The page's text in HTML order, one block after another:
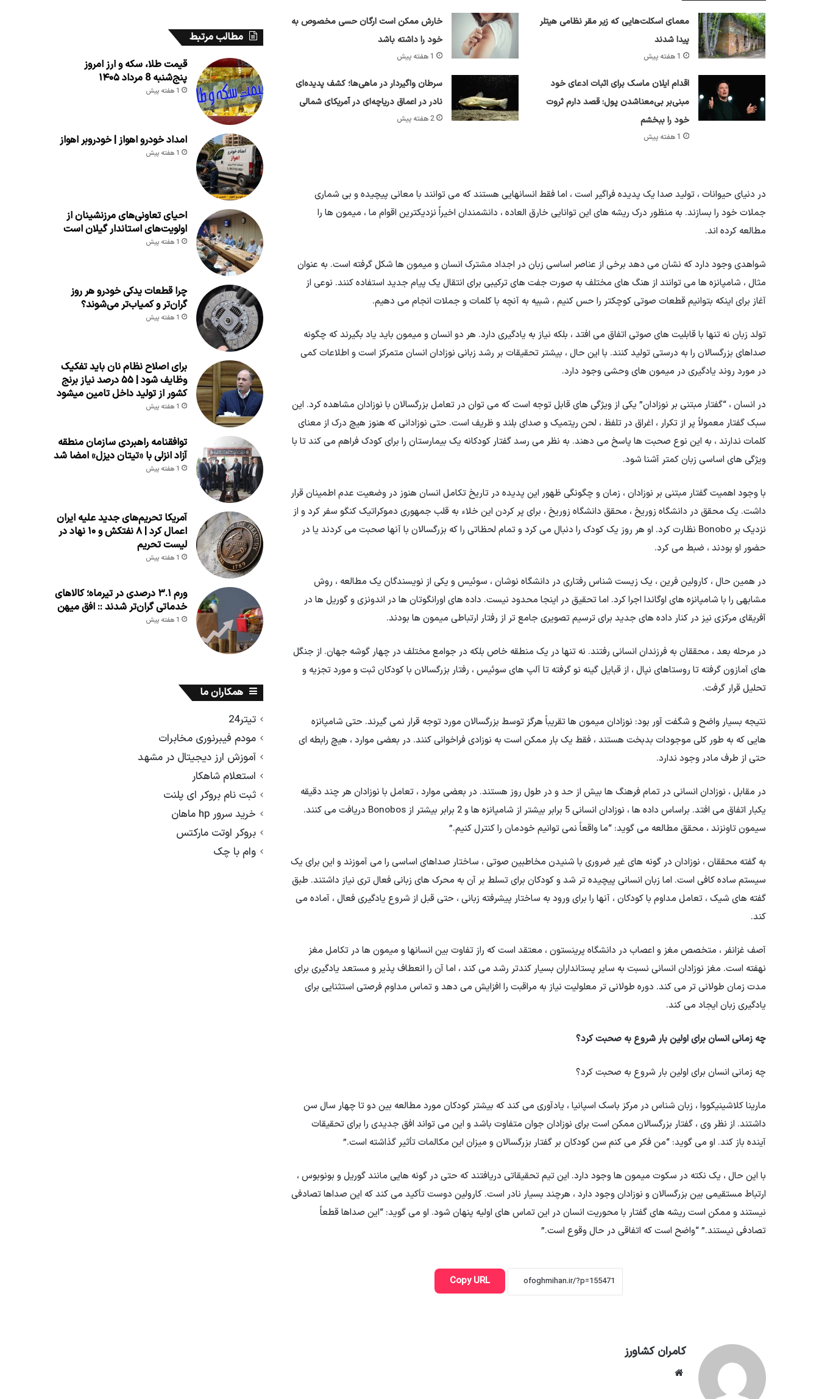
معمای اسکلت‌هایی که زیر مقر نظامی هیتلر
پیدا شدند
1 هفته پیش
خارش ممکن است ارگان حسی مخصوص به
خود را داشته باشد
1 هفته پیش
اقدام ایلان ماسک برای اثبات ادعای خود
مبنی‌بر بی‌معناشدن پول: قصد دارم ثروت
خود را ببخشم
1 هفته پیش
سرطان واگیردار در ماهی‌ها؛ کشف پدیده‌ای
نادر در اعماق دریاچه‌ای در آمریکای شمالی
2 هفته پیش
در دنیای حیوانات ، تولید صدا یک پدیده فراگیر است ، اما فقط انسانهایی هستند که می توانند با معانی پیچیده و بی شماری
جملات خود را بسازند. به منظور درک ریشه های این توانایی خارق العاده ، دانشمندان اخیراً نزدیکترین اقوام ما ، میمون ها را
مطالعه کرده اند.
شواهدی وجود دارد که نشان می دهد برخی از عناصر اساسی زبان در اجداد مشترک انسان و میمون ها شکل گرفته است. به عنوان
مثال ، شامپانزه ها می توانند از هنگ های مختلف به صورت جفت های ترکیبی برای انتقال یک پیام جدید استفاده کنند. نوعی از
آغاز برای اینکه بتوانیم قطعات صوتی کوچکتر را حس کنیم ، شبیه به آنچه با کلمات و جملات انجام می دهیم.
تولد زبان نه تنها با قابلیت های صوتی اتفاق می افتد ، بلکه نیاز به یادگیری دارد. هر دو انسان و میمون باید یاد بگیرند که چگونه
صداهای بزرگسالان را به درستی تولید کنند. با این حال ، بیشتر تحقیقات بر رشد زبانی نوزادان انسان متمرکز است و اطلاعات کمی
در مورد روند یادگیری در میمون های وحشی وجود دارد.
در انسان ، “گفتار مبتنی بر نوزادان” یکی از ویژگی های قابل توجه است که می توان در تعامل بزرگسالان با نوزادان مشاهده کرد. این
سبک گفتار معمولاً پر از تکرار ، اغراق در تلفظ ، لحن ریتمیک و صدای بلند و ظریف است. حتی نوزادانی که هنوز هیچ درک از معنای
کلمات ندارند ، به این نوع صحبت ها پاسخ می دهند. به نظر می رسد گفتار کودکانه یک بیمارستان را برای کودک فراهم می کند تا با
ویژگی های اساسی زبان کمتر آشنا شود.
با وجود اهمیت گفتار مبتنی بر نوزادان ، زمان و چگونگی ظهور این پدیده در تاریخ تکامل انسان هنوز در وضعیت عدم اطمینان قرار
داشت. یک محقق در دانشگاه زوریخ ، محقق دانشگاه زوریخ ، برای پر کردن این خلاء به قلب جمهوری دموکراتیک کنگو سفر کرد و از
نزدیک بر Bonobo نظارت کرد. او هر روز یک کودک را دنبال می کرد و تمام لحظاتی را که بزرگسالان با آنها صحبت می کردند یا در
حضور او بودند ، ضبط می کرد.
در همین حال ، کارولین فرین ، یک زیست شناس رفتاری در دانشگاه نوشان ، سوئیس و یکی از نویسندگان یک مطالعه ، روش
مشابهی را با شامپانزه های اوگاندا اجرا کرد. اما تحقیق در اینجا محدود نیست. داده های اورانگوتان ها در اندونزی و گوریل ها در
آفریقای مرکزی نیز در کنار داده های جدید برای ترسیم تصویری جامع تر از رفتار ارتباطی میمون ها بودند.
در مرحله بعد ، محققان به فرزندان انسانی رفتند. نه تنها در یک منطقه خاص بلکه در جوامع مختلف در چهار گوشه جهان. از جنگل
های آمازون گرفته تا روستاهای نپال ، از قبایل گینه نو گرفته تا آلپ های سوئیس ، رفتار بزرگسالان با کودکان ثبت و مورد تجزیه و
تحلیل قرار گرفت.
نتیجه بسیار واضح و شگفت آور بود: نوزادان میمون ها تقریباً هرگز توسط بزرگسالان مورد توجه قرار نمی گیرند. حتی شامپانزه
هایی که به طور کلی موجودات بدبخت هستند ، فقط یک بار ممکن است به نوزادی فراخوانی کنند. در بعضی موارد ، هیچ رابطه ای
حتی از طرف مادر وجود ندارد.
در مقابل ، نوزادان انسانی در تمام فرهنگ ها بیش از حد و در طول روز هستند. در بعضی موارد ، تعامل با نوزادان هر چند دقیقه
یکبار اتفاق می افتد. براساس داده ها ، نوزادان انسانی 5 برابر بیشتر از شامپانزه ها و 2 برابر بیشتر از Bonobos دریافت می کنند.
سیمون تاونزند ، محقق مطالعه می گوید: “ما واقعاً نمی توانیم خودمان را کنترل کنیم.”
به گفته محققان ، نوزادان در گونه های غیر ضروری با شنیدن مخاطبین صوتی ، ساختار صداهای اساسی را می آموزند و این برای یک
سیستم ساده کافی است. اما زبان انسانی پیچیده تر شد و کودکان برای تسلط بر آن به محرک های زبانی فعال تری نیاز داشتند. طبق
گفته های شیک ، تعامل مداوم با کودکان ، آنها را برای ورود به ساختار پیشرفته زبانی ، حتی قبل از شروع یادگیری فعال ، آماده می
کند.
آصف غزانفر ، متخصص مغز و اعصاب در دانشگاه پرینستون ، معتقد است که راز تفاوت بین انسانها و میمون ها در تکامل مغز
نهفته است. مغز نوزادان انسانی نسبت به سایر پستانداران بسیار کندتر رشد می کند ، اما آن را انعطاف پذیر و مستعد یادگیری برای
مدت زمان طولانی تر می کند. دوره طولانی تر معلولیت نیاز به مراقبت را افزایش می دهد و تماس مداوم فرصتی استثنایی برای
یادگیری زبان ایجاد می کند.
چه زمانی انسان برای اولین بار شروع به صحبت کرد؟
چه زمانی انسان برای اولین بار شروع به صحبت کرد؟
مارینا کلاشینیکووا ، زبان شناس در مرکز باسک اسپانیا ، یادآوری می کند که بیشتر کودکان مورد مطالعه بین دو تا چهار سال سن
داشتند. از نظر وی ، گفتار بزرگسالان ممکن است برای نوزادان جوان متفاوت باشد و این می تواند افق جدیدی را برای تحقیقات
آینده باز کند. او می گوید: “من فکر می کنم سن کودکان بر گفتار بزرگسالان و میزان این مکالمات تأثیر گذاشته است.”
با این حال ، یک نکته در سکوت میمون ها وجود دارد. این تیم تحقیقاتی دریافتند که حتی در گونه هایی مانند گوریل و بونوبوس ،
ارتباط مستقیمی بین بزرگسالان و نوزادان وجود دارد ، هرچند بسیار نادر است. کارولین دوست تأکید می کند که این صداها تصادفی
نیستند و ممکن است ریشه های گفتار با محوریت انسان در این تماس های اولیه پنهان شود. او می گوید: “این صداها قطعاً
تصادفی نیستند.” “واضح است که اتفاقی در حال وقوع است.”
Copy URL
کامران کشاورز
مطالب مرتبط
قیمت طلا، سکه و ارز امروز
پنج‌شنبه 8 مرداد ۱۴۰۵
1 هفته پیش
امداد خودرو اهواز | خودروبر اهواز
1 هفته پیش
احیای تعاونی‌های مرزنشینان از
اولویت‌های استاندار گیلان است
1 هفته پیش
چرا قطعات یدکی خودرو هر روز
گران‌تر و کمیاب‌تر می‌شوند؟
1 هفته پیش
برای اصلاح نظام نان باید تفکیک
وظایف شود | ۵۵ درصد نیاز برنج
کشور از تولید داخل تامین میشود
1 هفته پیش
توافقنامه راهبردی سازمان منطقه
آزاد انزلی با «تیتان دیزل» امضا شد
1 هفته پیش
آمریکا تحریم‌های جدید علیه ایران
اعمال کرد | ۸ نفتکش و ۱۰ نهاد در
لیست تحریم
1 هفته پیش
ورم ۳.۱ درصدی در تیرماه؛ کالاهای
خدماتی گران‌تر شدند :: افق میهن
1 هفته پیش
همکاران ما
تیتر24
مودم فیبرنوری مخابرات
آموزش ارز دیجیتال در مشهد
استعلام شاهکار
ثبت نام بروکر ای پلنت
خرید سرور hp ماهان
بروکر اوتت مارکتس
وام با چک